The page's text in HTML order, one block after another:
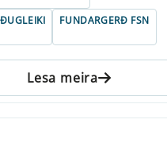
FUNDARGERÐ FSN
Lesa meira